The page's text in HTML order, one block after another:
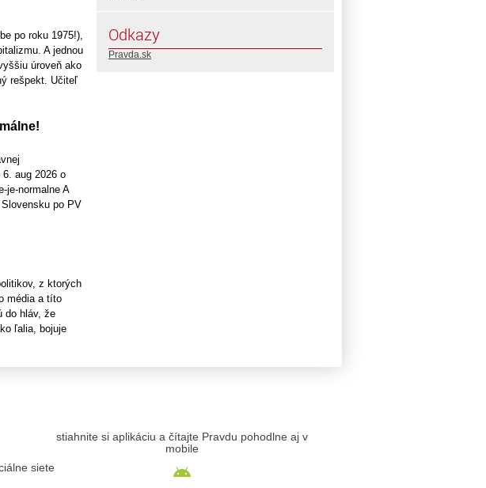
po roku 1975!),
A jednou
úroveň ako
rešpekt. Učiteľ
aug 2026 o
je-normalne A
po PV
z ktorých
média a títo
do hláv, že
ľalia, bojuje
Odkazy
Pravda.sk
siete
stiahnite si aplikáciu a čítajte Pravdu pohodlne aj v
mobile